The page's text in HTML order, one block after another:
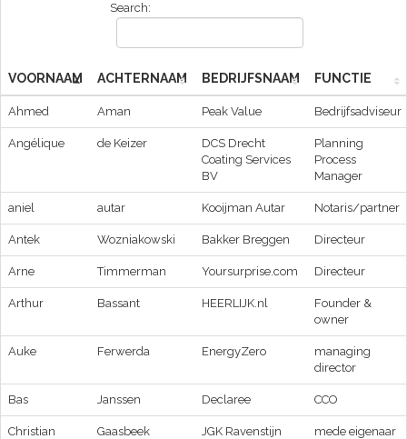
Search:
VOORNAAM ACHTERNAAM BEDRIJFSNAAM FUNCTIE
Ahmed Aman Peak Value Bedrijfsadviseur
Angélique de Keizer
DCS Drecht
Coating Services
BV
Planning
Process
Manager
aniel autar Kooijman Autar Notaris/partner
Antek Wozniakowski Bakker Breggen Directeur
Arne Timmerman Yoursurprise.com Directeur
Arthur Bassant HEERLIJK.nl
Founder &
owner
Auke Ferwerda EnergyZero
managing
director
Bas Janssen Declaree CCO
Christian Gaasbeek
JGK Ravenstijn
mede eigenaar